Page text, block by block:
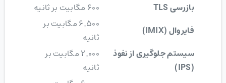
بازرسی TLS
۶۰۰ مگابیت بر ثانیه
فایروال (IMIX)
۶٬۵۰۰ مگابیت بر
ثانیه
سیستم جلوگیری از نفوذ
(IPS)
۲٬۰۰۰ مگابیت بر
ثانیه